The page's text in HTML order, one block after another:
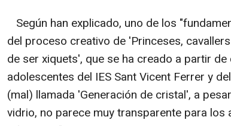
Según han explicado, uno de los
del proceso creativo de 'Princeses,
de ser xiquets', que se ha creado a partir
adolescentes del IES Sant Vicent Ferrer y
(mal) llamada 'Generación de cristal', a
vidrio, no parece muy transparente para los